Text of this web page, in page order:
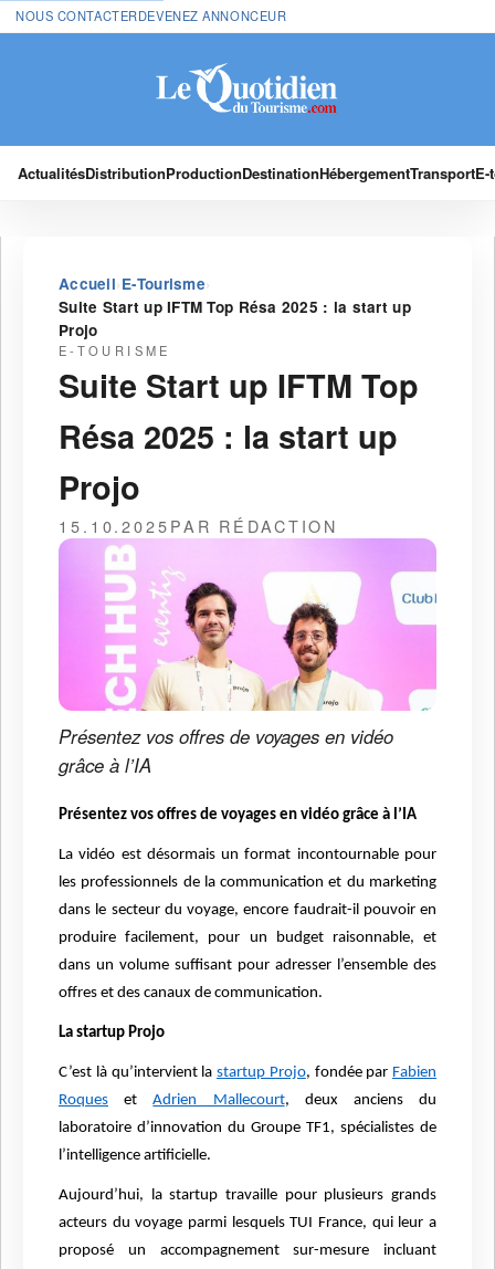
NOUS CONTACTERDEVENEZ ANNONCEUR
ActualitésDistributionProductionDestinationHébergementTransport
Accueil›E-Tourisme›
Suite Start up IFTM Top Résa 2025 : la start up
Projo
E-TOURISME
Suite Start up IFTM Top
Résa 2025 : la start up
Projo
15.10.2025PAR RÉDACTION
Présentez vos offres de voyages en vidéo
grâce à l’IA
Présentez vos offres de voyages en vidéo grâce à l’IA
La vidéo est désormais un format incontournable pour
les professionnels de la communication et du marketing
dans le secteur du voyage, encore faudrait-il pouvoir en
produire facilement, pour un budget raisonnable, et
dans un volume suffisant pour adresser l’ensemble des
offres et des canaux de communication.
La startup Projo
C’est là qu’intervient la startup Projo, fondée par Fabien
Roques etAdrien Mallecourt, deux anciens du
laboratoire d’innovation du Groupe TF1, spécialistes de
l’intelligence artificielle.
Aujourd’hui, la startup travaille pour plusieurs grands
acteurs du voyage parmi lesquels TUI France, qui leur a
proposé un accompagnement sur-mesure incluant